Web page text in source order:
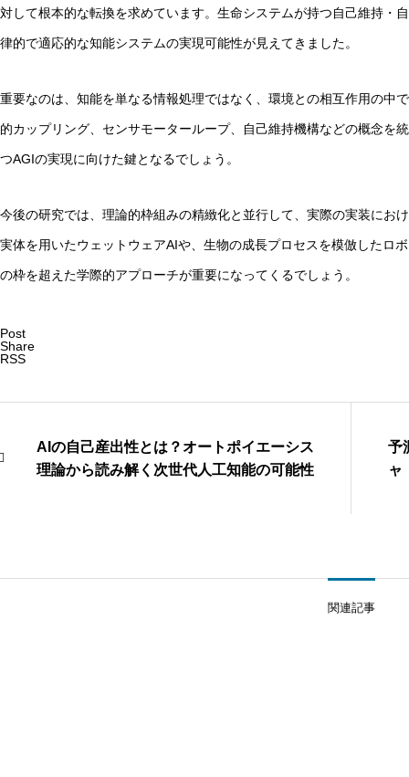
対して根本的な転換を求めています。生命システムが持つ自己維持・
律的で適応的な知能システムの実現可能性が見えてきました。
重要なのは、知能を単なる情報処理ではなく、環境との相互作用の中
的カップリング、センサモーターループ、自己維持機構などの概念を
つAGIの実現に向けた鍵となるでしょう。
今後の研究では、理論的枠組みの精緻化と並行して、実際の実装にお
実体を用いたウェットウェアAIや、生物の成長プロセスを模倣したロ
の枠を超えた学際的アプローチが重要になってくるでしょう。
Post
Share
RSS
AIの自己産出性とは？オートポイエーシス
理論から読み解く次世代人工知能の可能性
予
ャ
関連記事